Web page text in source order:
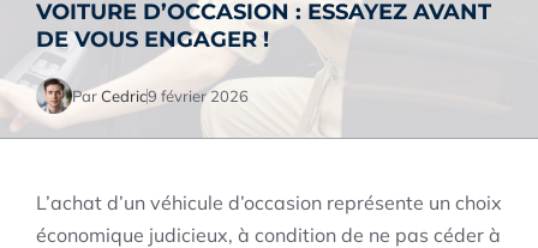
VOITURE D’OCCASION : ESSAYEZ AVANT
DE VOUS ENGAGER !
ParCedric9 février 2026
L’achat d’un véhicule d’occasion représente un choix
économique judicieux, à condition de ne pas céder à